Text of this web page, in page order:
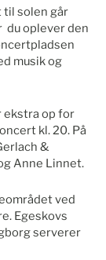
til solen går
du oplever den
musik og
ekstra op for
kl. 20. På
&
Anne Linnet.
ved
Egeskovs
serverer